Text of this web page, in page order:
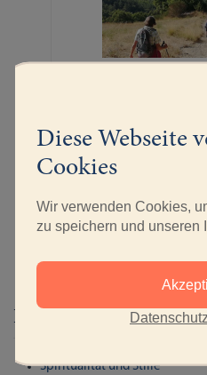
Situation scheint
lassen sie sich
bleiben
Vertrauen ihre
DETAILS
Kursbereiche
Spiritualität und Stille
Diese Webseite
Cookies
Wir verwenden Cookies,
zu speichern und unseren